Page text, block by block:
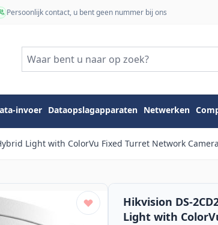
Persoonlijk contact, u bent geen nummer bij ons
invoer Dataopslagapparaten Netwerken
Light with ColorVu Fixed Turret Network Camera
Hikvision DS-
Light with